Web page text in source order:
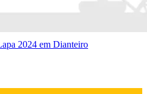
2024 em Dianteiro